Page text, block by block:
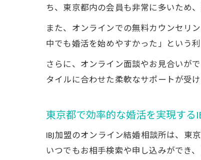
ち、東京都内の会員も非常に多いため
また、オンラインでの無料カウンセリ
中でも婚活を始めやすかった」という
さらに、オンライン面談やお見合いが
タイルに合わせた柔軟なサポートが受
東京都で効率的な婚活を実現する
IBJ加盟のオンライン結婚相談所は、東
いつでもお相手検索や申し込みができ